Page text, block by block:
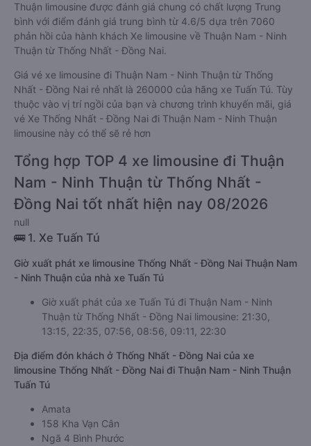
Thuận limousine được đánh giá chung có chất lượng Trung
bình với điểm đánh giá trung bình từ 4.6/5 dựa trên 7060
phản hồi của hành khách Xe limousine về Thuận Nam - Ninh
Thuận từ Thống Nhất - Đồng Nai.
Giá vé xe limousine đi Thuận Nam - Ninh Thuận từ Thống
Nhất - Đồng Nai rẻ nhất là 260000 của hãng xe Tuấn Tú. Tùy
thuộc vào vị trí ngồi của bạn và chương trình khuyến mãi, giá
vé Xe Thống Nhất - Đồng Nai đi Thuận Nam - Ninh Thuận
limousine này có thể sẽ rẻ hơn
Tổng hợp TOP 4 xe limousine đi Thuận
Nam - Ninh Thuận từ Thống Nhất -
Đồng Nai tốt nhất hiện nay 08/2026
null
🚌 1. Xe Tuấn Tú
Giờ xuất phát xe limousine Thống Nhất - Đồng Nai Thuận Nam
- Ninh Thuận của nhà xe Tuấn Tú
Giờ xuất phát của xe Tuấn Tú đi Thuận Nam - Ninh
Thuận từ Thống Nhất - Đồng Nai limousine: 21:30,
13:15, 22:35, 07:56, 08:56, 09:11, 22:30
Địa điểm đón khách ở Thống Nhất - Đồng Nai của xe
limousine Thống Nhất - Đồng Nai đi Thuận Nam - Ninh Thuận
Tuấn Tú
Amata
158 Kha Vạn Cân
Ngã 4 Bình Phước